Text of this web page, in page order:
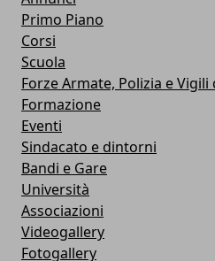
Primo Piano
Corsi
Scuola
Forze Armate, Polizia e Vigili
Formazione
Eventi
Sindacato e dintorni
Bandi e Gare
Università
Associazioni
Videogallery
Fotogallery